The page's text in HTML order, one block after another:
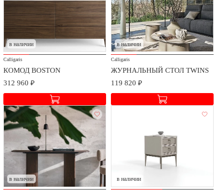
в наличии
Calligaris
КОМОД BOSTON
312 960 ₽
в наличии
Calligaris
ЖУРНАЛЬНЫЙ СТОЛ TWINS
119 820 ₽
в наличии в наличии